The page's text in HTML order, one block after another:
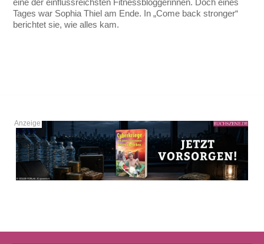
Tages war Sophia Thiel am Ende. In „Come back stronger“
berichtet sie, wie alles kam.